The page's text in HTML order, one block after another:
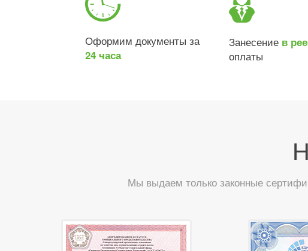
Оформим документы за
24 часа
Занесение в
оплаты
Мы выдаем только законные